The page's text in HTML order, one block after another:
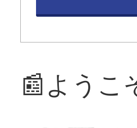
📰ようこ